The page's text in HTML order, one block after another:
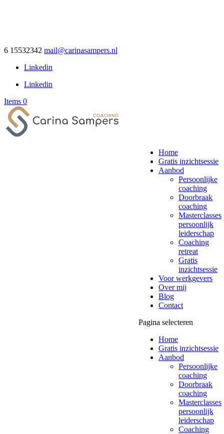
6 15532342 mail@carinasampers.nl
Linkedin
Linkedin
Items 0
Home
Gratis inzichtsessie
Aanbod
Persoonlijke
coaching
Doorbraak
coaching
Masterclasses
persoonlijk
leiderschap
Coaching
retreat
Gratis
inzichtsessie
Voor werkgevers
Over mij
Blog
Contact
Pagina selecteren
Home
Gratis inzichtsessie
Aanbod
Persoonlijke
coaching
Doorbraak
coaching
Masterclasses
persoonlijk
leiderschap
Coaching